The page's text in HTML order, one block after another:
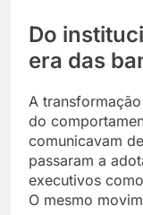
Do
era das
A
do
comunicavam
passaram a
executivos
O mesmo